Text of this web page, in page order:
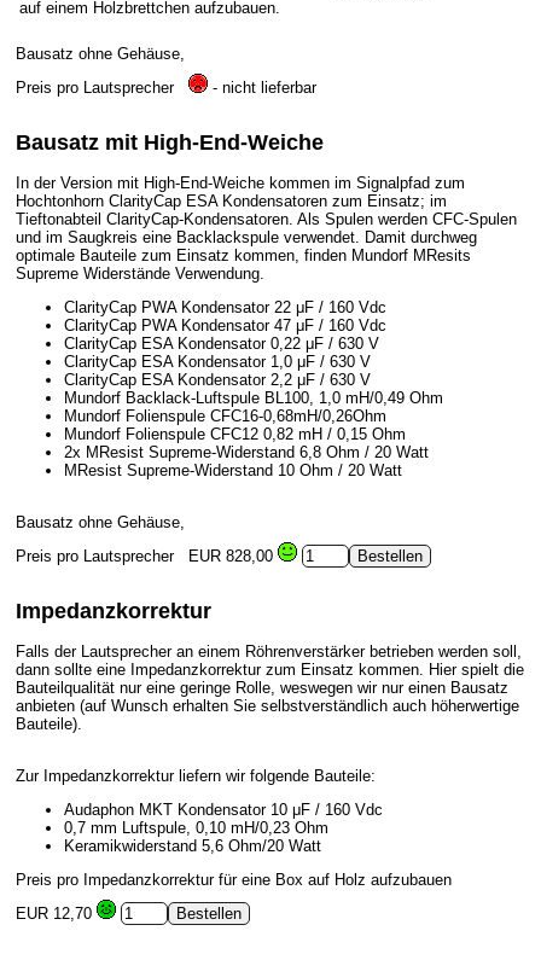
auf einem Holzbrettchen aufzubauen.
Bausatz ohne Gehäuse,
Preis pro Lautsprecher
- nicht lieferbar
Bausatz mit High-End-Weiche
In der Version mit High-End-Weiche kommen im Signalpfad zum
Hochtonhorn ClarityCap ESA Kondensatoren zum Einsatz; im
Tieftonabteil ClarityCap-Kondensatoren. Als Spulen werden CFC-Spulen
und im Saugkreis eine Backlackspule verwendet. Damit durchweg
optimale Bauteile zum Einsatz kommen, finden Mundorf MResits
Supreme Widerstände Verwendung.
ClarityCap PWA Kondensator 22 μF / 160 Vdc
ClarityCap PWA Kondensator 47 μF / 160 Vdc
ClarityCap ESA Kondensator 0,22 μF / 630 V
ClarityCap ESA Kondensator 1,0 μF / 630 V
ClarityCap ESA Kondensator 2,2 μF / 630 V
Mundorf Backlack-Luftspule BL100, 1,0 mH/0,49 Ohm
Mundorf Folienspule CFC16-0,68mH/0,26Ohm
Mundorf Folienspule CFC12 0,82 mH / 0,15 Ohm
2x MResist Supreme-Widerstand 6,8 Ohm / 20 Watt
MResist Supreme-Widerstand 10 Ohm / 20 Watt
Bausatz ohne Gehäuse,
Preis pro Lautsprecher
EUR 828,00
Impedanzkorrektur
Falls der Lautsprecher an einem Röhrenverstärker betrieben werden soll,
dann sollte eine Impedanzkorrektur zum Einsatz kommen. Hier spielt die
Bauteilqualität nur eine geringe Rolle, weswegen wir nur einen Bausatz
anbieten (auf Wunsch erhalten Sie selbstverständlich auch höherwertige
Bauteile).
Zur Impedanzkorrektur liefern wir folgende Bauteile:
Audaphon MKT Kondensator 10 μF / 160 Vdc
0,7 mm Luftspule, 0,10 mH/0,23 Ohm
Keramikwiderstand 5,6 Ohm/20 Watt
Preis pro Impedanzkorrektur für eine Box auf Holz aufzubauen
EUR 12,70